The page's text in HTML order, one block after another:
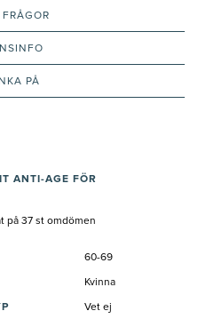
PÅ
ANTI-AGE FÖR
på 37 st omdömen
60-69
Kvinna
Vet ej